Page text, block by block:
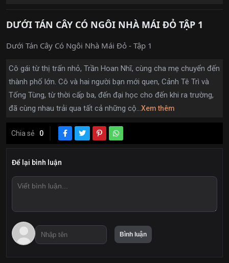
DƯỚI TÁN CÂY CÓ NGÔI NHÀ MÁI ĐỎ TẬP 1
Dưới Tán Cây Có Ngôi Nhà Mái Đỏ - Tập 1
Cô gái từ thị trấn nhỏ, Trần Hoan Nhĩ, cùng cha mẹ chuyển đến
thành phố lớn. Cô và hai người bạn mới quen, Cảnh Tê Trì và
Tống Tùng, từ thời cấp ba, đến đại học cho đến khi ra trường,
đã cùng nhau trải qua tất cả những cộ...Xem thêm
Chia sẻ 0
Để lại bình luận